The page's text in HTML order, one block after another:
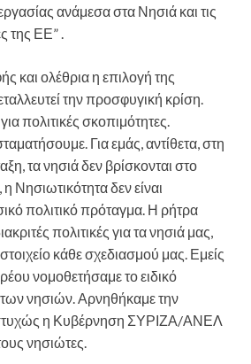
ανάμεσα στα Νησιά και τις
της ΕΕ” .
και ολέθρια η επιλογή της
την προσφυγική κρίση.
πολιτικές σκοπιμότητες.
Για εμάς, αντίθετα, στη
τα νησιά δεν βρίσκονται στο
Νησιωτικότητα δεν είναι
πολιτικό πρόταγμα. Η ρήτρα
πολιτικές για τα νησιά μας,
κάθε σχεδιασμού μας. Εμείς
νομοθετήσαμε το ειδικό
νησιών. Αρνηθήκαμε την
η Κυβέρνηση ΣΥΡΙΖΑ/ΑΝΕΛ
νησιώτες.